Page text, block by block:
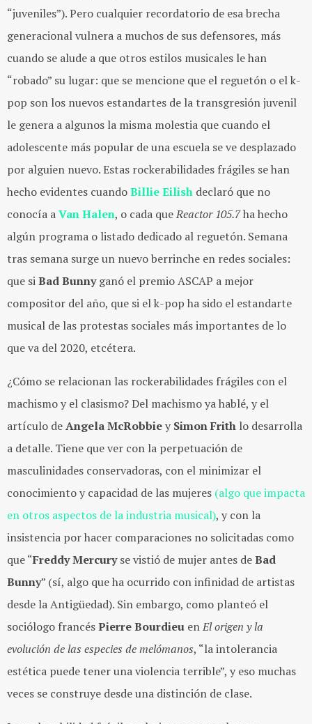
“juveniles”). Pero cualquier recordatorio de esa brecha
generacional vulnera a muchos de sus defensores, más
cuando se alude a que otros estilos musicales le han
“robado” su lugar: que se mencione que el reguetón o el k-
pop son los nuevos estandartes de la transgresión juvenil
le genera a algunos la misma molestia que cuando el
adolescente más popular de una escuela se ve desplazado
por alguien nuevo. Estas rockerabilidades frágiles se han
hecho evidentes cuandoBillie Eilish declaró que no
conocía aVan Halen, o cada queReactor 105.7ha hecho
algún programa o listado dedicado al reguetón. Semana
tras semana surge un nuevo berrinche en redes sociales:
que siBad Bunnyganó el premio ASCAP a mejor
compositor del año, que si el k-pop ha sido el estandarte
musical de las protestas sociales más importantes de lo
que va del 2020, etcétera.
¿Cómo se relacionan las rockerabilidades frágiles con el
machismo y el clasismo? Del machismo ya hablé, y el
artículo deAngela McRobbiey Simon Frith lo desarrolla
a detalle. Tiene que ver con la perpetuación de
masculinidades conservadoras, con el minimizar el
conocimiento y capacidad de las mujeres (algo que impacta
en otros aspectos de la industria musical), y con la
insistencia por hacer comparaciones no solicitadas como
que “Freddy Mercuryse vistió de mujer antes deBad
Bunny” (sí, algo que ha ocurrido con infinidad de artistas
desde la Antigüedad). Sin embargo, como planteó el
sociólogo francésPierre Bourdieu enEl origen y la
evolución de las especies de melómanos, “la intolerancia
estética puede tener una violencia terrible”, y eso muchas
veces se construye desde una distinción de clase.